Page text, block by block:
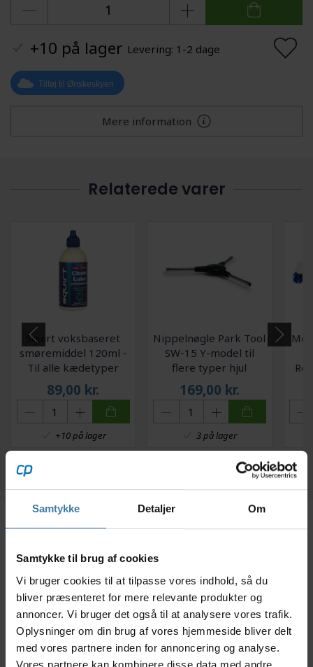
Samtykke Detaljer Om
Samtykke til brug af cookies
Vi bruger cookies til at tilpasse vores indhold, så du
bliver præsenteret for mere relevante produkter og
annoncer. Vi bruger det også til at analysere vores trafik.
Oplysninger om din brug af vores hjemmeside bliver delt
med vores partnere inden for annoncering og analyse.
Vores partnere kan kombinere disse data med andre
+10 på lager Levering: 1-2 dage
Tilføj til Ønskeskyen
Mere information
Relaterede varer
Squirt voksbaseret
smøremiddel 120ml -
Til alle kædetyper
89,00 kr.
+10 på lager
Nippelnøgle Park Tool
SW-15 Y-model til
flere typer hjul
169,00 kr.
3 på lager
Med denne hjulopretter fra OnGear, får du
professionel kvalitet til en overskuelig pris.
Opretteren kan benyttes til at alle cykelhjul fra
størrelse 20" til 29". Du kan desuden bruge
opretteren til at oprette thru-aksel-nav i størrelsen